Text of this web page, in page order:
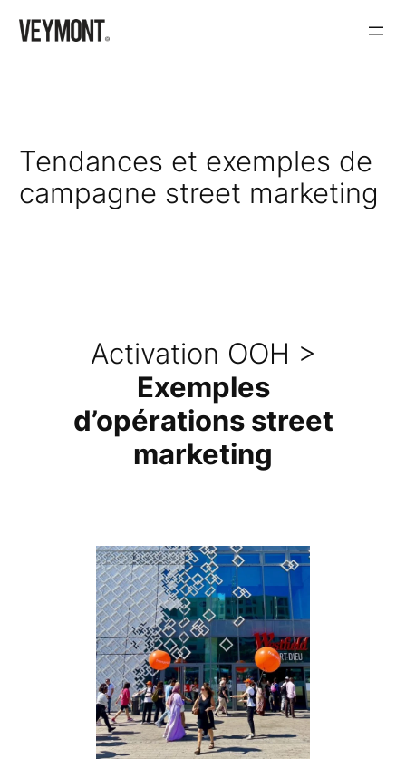
Aller
au
Tendances et exemples de
campagne street marketing
Activation OOH >
Exemples
d’opérations street
marketing